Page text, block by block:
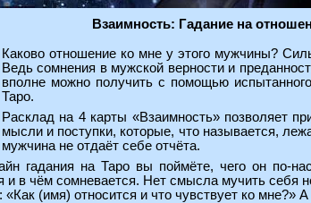
Взаимность: Гадание на
Каково отношение ко мне у этого мужчины?
Ведь сомнения в мужской верности и
вполне можно получить с помощью
Таро.
Расклад на 4 карты «Взаимность» позволяет
мысли и поступки, которые, что называется,
мужчина не отдаёт себе отчёта.
гадания на Таро вы поймёте, чего он по-
и в чём сомневается. Нет смысла мучить
(имя) относится и что чувствует ко мне?»